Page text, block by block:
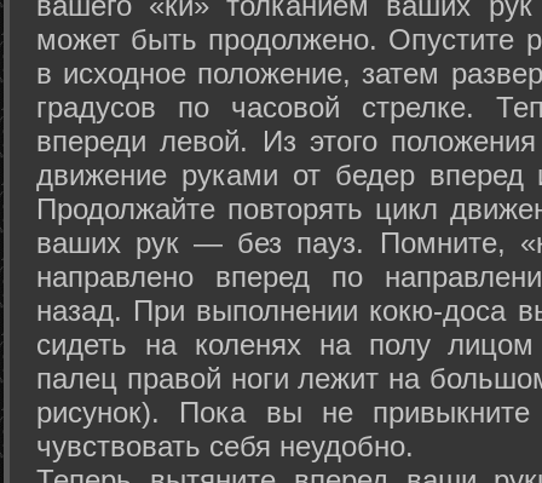
может быть продолжено. Опустите
в исходное положение, затем
градусов по часовой стрелке.
впереди левой. Из этого
движение руками от бедер вперед
Продолжайте повторять цикл
ваших рук — без пауз. Помните,
направлено вперед по
назад. При выполнении кокю-доса
сидеть на коленях на полу
палец правой ноги лежит на
рисунок). Пока вы не
чувствовать себя неудобно.